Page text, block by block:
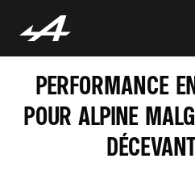
PERFORMANCE
POUR ALPINE